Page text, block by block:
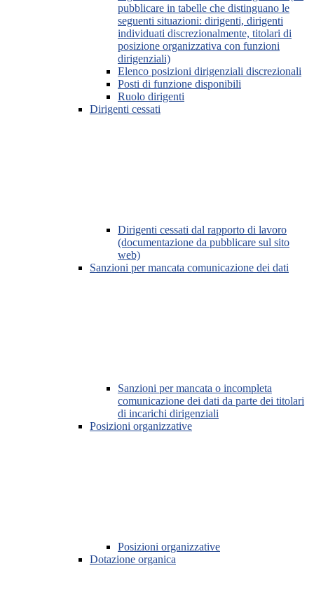
pubblicare in tabelle che distinguano le
seguenti situazioni: dirigenti, dirigenti
individuati discrezionalmente, titolari di
posizione organizzativa con funzioni
dirigenziali)
Elenco posizioni dirigenziali discrezionali
Posti di funzione disponibili
Ruolo dirigenti
Dirigenti cessati
Dirigenti cessati dal rapporto di lavoro
(documentazione da pubblicare sul sito
web)
Sanzioni per mancata comunicazione dei dati
Sanzioni per mancata o incompleta
comunicazione dei dati da parte dei titolari
di incarichi dirigenziali
Posizioni organizzative
Posizioni organizzative
Dotazione organica